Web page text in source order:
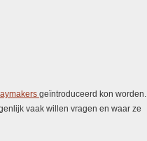
geïntroduceerd kon worden.
vaak willen vragen en waar ze